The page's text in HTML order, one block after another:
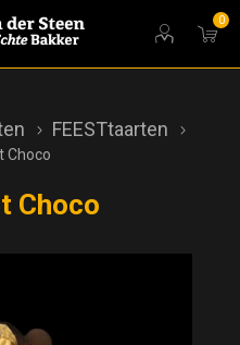
0
FEESTtaarten
Choco
Choco